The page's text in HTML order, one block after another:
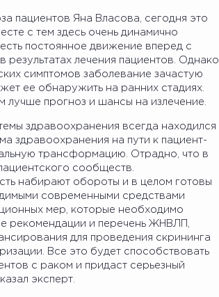
пациентов Яна Власова, сегодня это
с тем здесь очень динамично
постоянное движение вперед с
лечения пациентов. Однако
симптомов заболевание зачастую
ее обнаружить на ранних стадиях.
лучше прогноз и шансы на излечение.
здравоохранения всегда находился
здравоохранения на пути к пациент-
трансформацию. Отрадно, что в
сообществ.
набирают обороты и в целом готовы
современными средствами
мер, которые необходимо
рекомендации и перечень ЖНВЛП,
для проведения скрининга
Все это будет способствовать
с раком и придаст серьезный
эксперт.